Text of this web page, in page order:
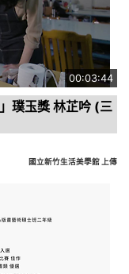
00:03:44
璞玉獎 林芷吟 (三
國立新竹生活美學館 上傳